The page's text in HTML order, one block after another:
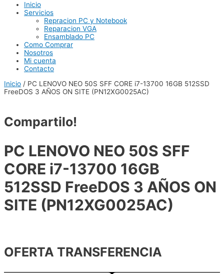
Inicio
Servicios
Repracion PC y Notebook
Reparacion VGA
Ensamblado PC
Como Comprar
Nosotros
Mi cuenta
Contacto
Inicio / PC LENOVO NEO 50S SFF CORE i7-13700 16GB 512SSD
FreeDOS 3 AÑOS ON SITE (PN12XG0025AC)
Compartilo!
PC LENOVO NEO 50S SFF
CORE i7-13700 16GB
512SSD FreeDOS 3 AÑOS ON
SITE (PN12XG0025AC)
OFERTA TRANSFERENCIA